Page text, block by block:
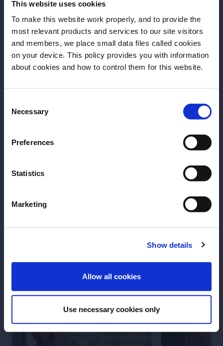
This website uses cookies
To make this website work properly, and to provide the
most relevant products and services to our site visitors
and members, we place small data files called cookies
on your device. This policy provides you with information
about cookies and how to control them for this website.
Selection
Necessary
Preferences
Statistics
Marketing
Show details
Allow all cookies
Use necessary cookies only
Antes de comenzar, ¿necesitamos saber su
ENTER
FORMACIÓN
legacy
Un recorrido por los 10 años de
hasta convertirse en un referente
creatividad, storytelling, equipo,
cómo construir un legado sostenible
FORMACIÓN
los talentos
Please y del
bares más
York que han
la escena
directo destilar
Descubrir más